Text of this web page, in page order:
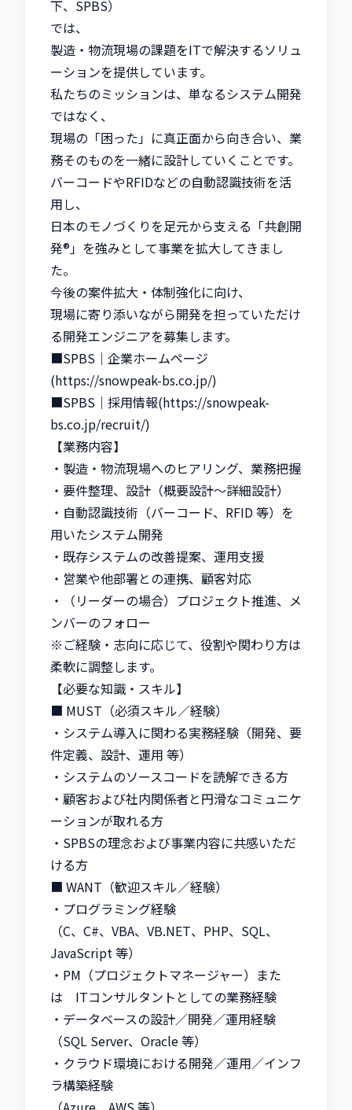
下、SPBS）
では、
製造・物流現場の課題をITで解決するソリュ
ーションを提供しています。
私たちのミッションは、単なるシステム開発
ではなく、
現場の「困った」に真正面から向き合い、業
務そのものを一緒に設計していくことです。
バーコードやRFIDなどの自動認識技術を活
用し、
日本のモノづくりを足元から支える「共創開
発®」を強みとして事業を拡大してきまし
た。
今後の案件拡大・体制強化に向け、
現場に寄り添いながら開発を担っていただけ
る開発エンジニアを募集します。
■SPBS｜企業ホームページ
(https://snowpeak-bs.co.jp/)
■SPBS｜採用情報(https://snowpeak-
bs.co.jp/recruit/)
【業務内容】
・製造・物流現場へのヒアリング、業務把握
・要件整理、設計（概要設計〜詳細設計）
・自動認識技術（バーコード、RFID 等）を
用いたシステム開発
・既存システムの改善提案、運用支援
・営業や他部署との連携、顧客対応
・（リーダーの場合）プロジェクト推進、メ
ンバーのフォロー
※ご経験・志向に応じて、役割や関わり方は
柔軟に調整します。
【必要な知識・スキル】
■ MUST（必須スキル／経験）
・システム導入に関わる実務経験（開発、要
件定義、設計、運用 等）
・システムのソースコードを読解できる方
・顧客および社内関係者と円滑なコミュニケ
ーションが取れる方
・SPBSの理念および事業内容に共感いただ
ける方
■ WANT（歓迎スキル／経験）
・プログラミング経験
（C、C#、VBA、VB.NET、PHP、SQL、
JavaScript 等）
・PM（プロジェクトマネージャー）また
は　ITコンサルタントとしての業務経験
・データベースの設計／開発／運用経験
（SQL Server、Oracle 等）
・クラウド環境における開発／運用／インフ
ラ構築経験